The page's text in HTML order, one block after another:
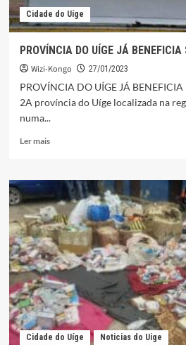
Cidade do Uíge
PROVÍNCIA DO UÍGE JÁ
Wizi-Kongo 27/01/2023
PROVÍNCIA DO UÍGE JÁ
2A província do Uíge localizada na
numa...
Ler maisLeia
PROVÍNCIA
UÍGE
JÁ
BENEFICIA
SINAL
DO
ANGOSAT
2
Cidade do Uíge Noticias do Uige